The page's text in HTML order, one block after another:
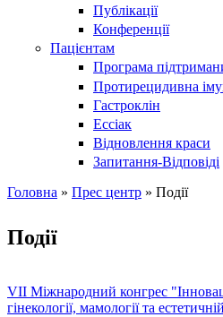
Публікації
Конференції
Пацієнтам
Програма
Протирецидивна
Гастроклін
Ессіак
Відновлення краси
Запитання-Відповіді
Головна » Прес центр » Події
Події
VII Міжнародний конгрес
гінекології, мамології та